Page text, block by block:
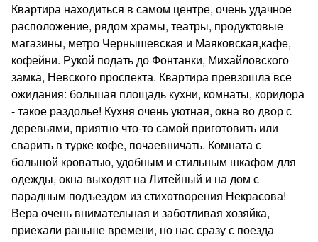
Квартира находиться в самом центре, очень удачное
расположение, рядом храмы, театры, продуктовые
магазины, метро Чернышевская и Маяковская,кафе,
кофейни. Рукой подать до Фонтанки, Михайловского
замка, Невского проспекта. Квартира превзошла все
ожидания: большая площадь кухни, комнаты, коридора
- такое раздолье! Кухня очень уютная, окна во двор с
деревьями, приятно что-то самой приготовить или
сварить в турке кофе, почаевничать. Комната с
большой кроватью, удобным и стильным шкафом для
одежды, окна выходят на Литейный и на дом с
парадным подъездом из стихотворения Некрасова!
Вера очень внимательная и заботливая хозяйка,
приехали раньше времени, но нас сразу с поезда